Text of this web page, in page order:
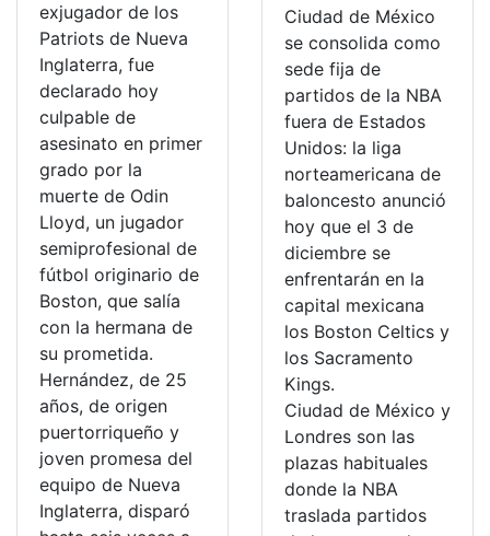
exjugador de los
Patriots de Nueva
Inglaterra, fue
declarado hoy
culpable de
asesinato en primer
grado por la
muerte de Odin
Lloyd, un jugador
semiprofesional de
fútbol originario de
Boston, que salía
con la hermana de
su prometida.
Hernández, de 25
años, de origen
puertorriqueño y
joven promesa del
equipo de Nueva
Inglaterra, disparó
Ciudad de México
se consolida como
sede fija de
partidos de la NBA
fuera de Estados
Unidos: la liga
norteamericana de
baloncesto anunció
hoy que el 3 de
diciembre se
enfrentarán en la
capital mexicana
los Boston Celtics y
los Sacramento
Kings.
Ciudad de México y
Londres son las
plazas habituales
donde la NBA
traslada partidos